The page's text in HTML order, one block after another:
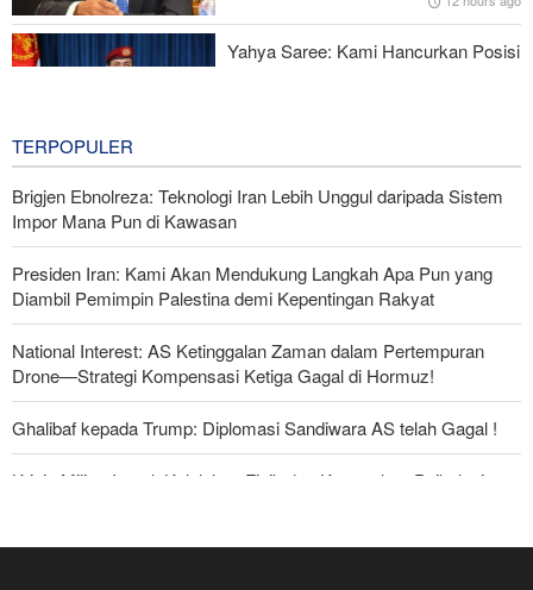
Yahya Saree: Kami Hancurkan Posisi
TERPOPULER
Brigjen Ebnolreza: Teknologi Iran Lebih Unggul daripada Sistem
Impor Mana Pun di Kawasan
Presiden Iran: Kami Akan Mendukung Langkah Apa Pun yang
Diambil Pemimpin Palestina demi Kepentingan Rakyat
National Interest: AS Ketinggalan Zaman dalam Pertempuran
Drone—Strategi Kompensasi Ketiga Gagal di Hormuz!
Ghalibaf kepada Trump: Diplomasi Sandiwara AS telah Gagal !
Krisis Militer Israel; Kelelahan Fisik dan Keruntuhan Psikologis